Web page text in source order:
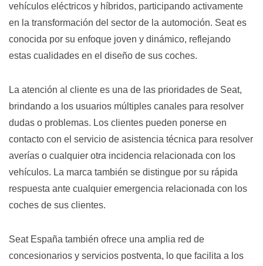
vehículos eléctricos y híbridos, participando activamente
en la transformación del sector de la automoción. Seat es
conocida por su enfoque joven y dinámico, reflejando
estas cualidades en el diseño de sus coches.
La atención al cliente es una de las prioridades de Seat,
brindando a los usuarios múltiples canales para resolver
dudas o problemas. Los clientes pueden ponerse en
contacto con el servicio de asistencia técnica para resolver
averías o cualquier otra incidencia relacionada con los
vehículos. La marca también se distingue por su rápida
respuesta ante cualquier emergencia relacionada con los
coches de sus clientes.
Seat España también ofrece una amplia red de
concesionarios y servicios postventa, lo que facilita a los